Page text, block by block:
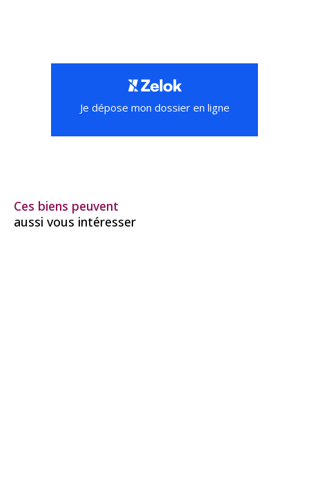
Je dépose mon dossier en ligne
Ces biens peuvent
aussi vous intéresser